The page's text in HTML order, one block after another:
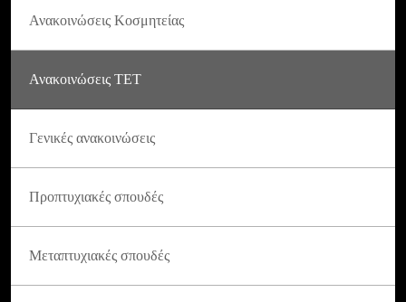
Ανακοινώσεις Κοσμητείας
Ανακοινώσεις ΤΕΤ
Γενικές ανακοινώσεις
Προπτυχιακές σπουδές
Μεταπτυχιακές σπουδές